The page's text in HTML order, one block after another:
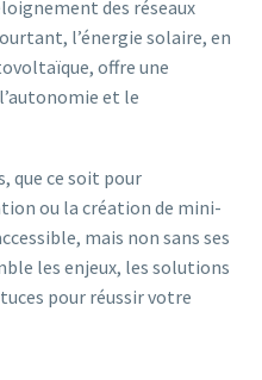
des réseaux
l’énergie solaire, en
offre une
et le
que ce soit pour
ou la création de mini-
mais non sans ses
les enjeux, les solutions
pour réussir votre